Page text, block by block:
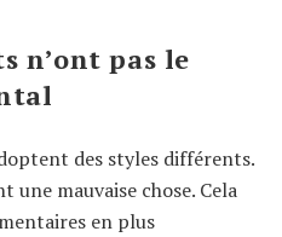
n’ont pas le
des styles différents.
une mauvaise chose. Cela
en plus